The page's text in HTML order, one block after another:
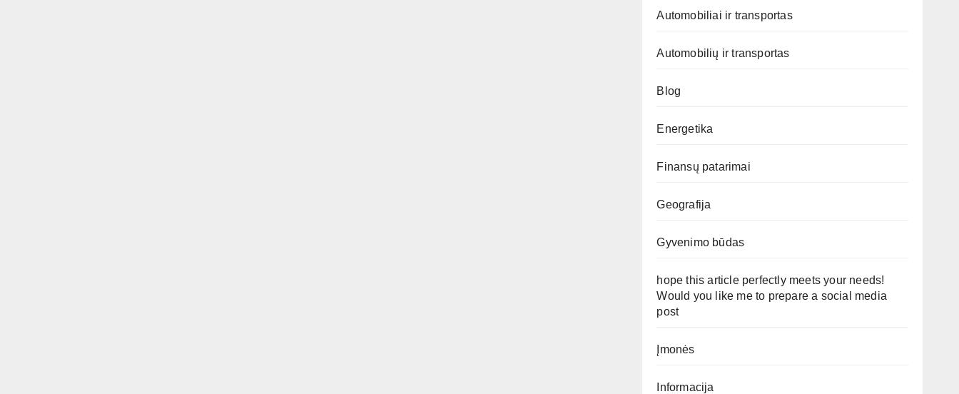
Automobiliai ir transportas
Automobilių ir transportas
Blog
Energetika
Finansų patarimai
Geografija
Gyvenimo būdas
hope this article perfectly meets your needs!
Would you like me to prepare a social media
post
Įmonės
Informacija